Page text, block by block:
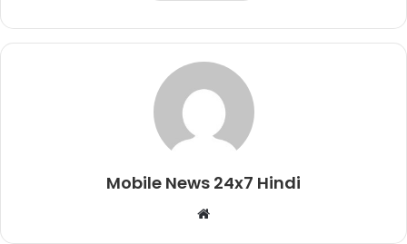
Mobile News 24x7 Hindi
Website